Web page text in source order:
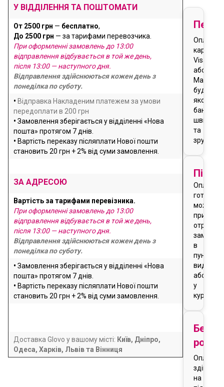
У ВІДДІЛЕННЯ ТА ПОШТОМАТИ
От 2500 грн — бесплатно,
До 2500 грн — за тарифами перевозчика.
При оформленні замовлень до 13:00
відправлення відбувається в той же день,
після 13:00 — наступного дня.
Відправлення здійснюються кожен день з
понеділка по суботу.
• Відправка Накладеним платежем за умови
передоплати в 200 грн
• Замовлення зберігається у відділенні «Нова
пошта» протягом 7 днів.
• Вартість переказу післяплати Нової пошти
становить 20 грн + 2% від суми замовлення.
ЗА АДРЕСОЮ
Вартість за тарифами перевізника.
При оформленні замовлень до 13:00
відправлення відбувається в той же день,
після 13:00 — наступного дня.
Відправлення здійснюються кожен день з
понеділка по суботу.
• Замовлення зберігається у відділенні «Нова
пошта» протягом 7 днів.
• Вартість переказу післяплати Нової пошти
становить 20 грн + 2% від суми замовлення.
Доставка Glovo у вашому місті: Київ, Дніпро,
Одеса, Харків, Львів та Вінниця
Оплата
карткою
Visa
або
будь-
якого
банку
швидко
та
зручно
Оплата
готівкою
можлива
при
в
пункті
видачі
або
у
кур'єра
Оплата
на